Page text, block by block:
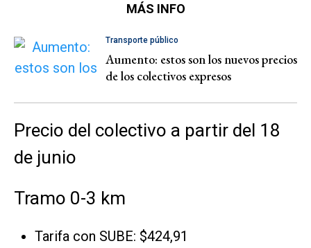
MÁS INFO
Transporte público
Aumento: estos son los nuevos precios
de los colectivos expresos
Precio del colectivo a partir del 18
de junio
Tramo 0-3 km
Tarifa con SUBE: $424,91